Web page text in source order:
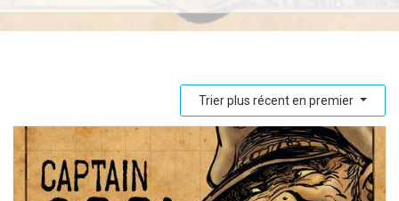
Trier plus récent en premier